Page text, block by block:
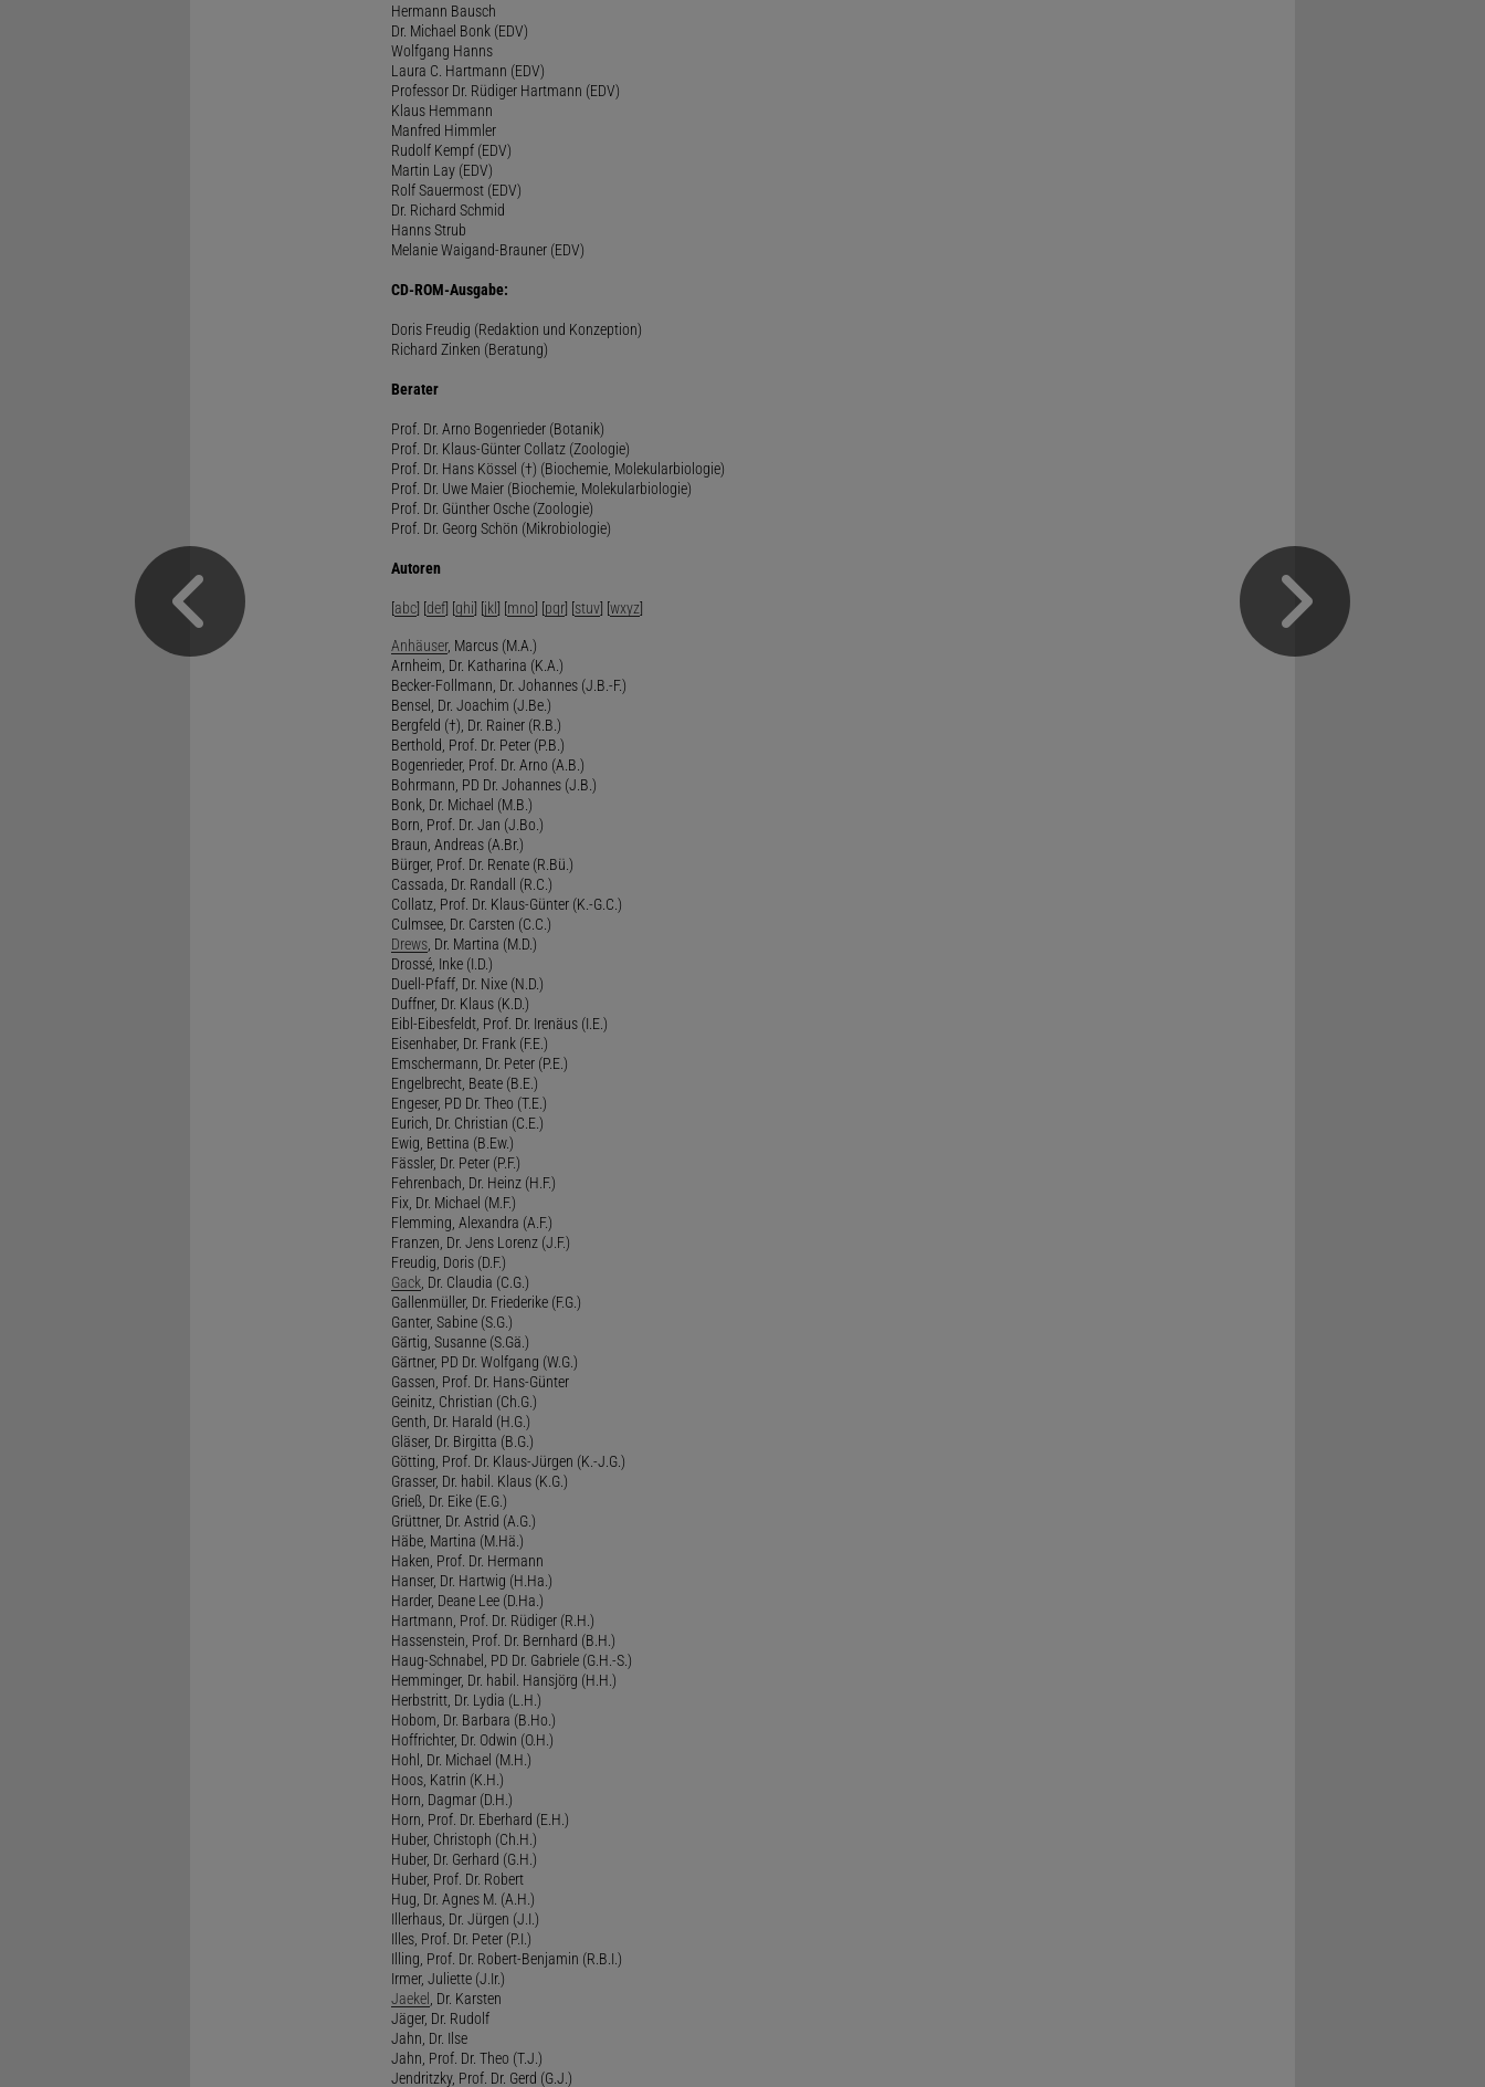
Hermann Bausch
Dr. Michael Bonk (EDV)
Wolfgang Hanns
Laura C. Hartmann (EDV)
Professor Dr. Rüdiger Hartmann (EDV)
Klaus Hemmann
Manfred Himmler
Rudolf Kempf (EDV)
Martin Lay (EDV)
Rolf Sauermost (EDV)
Dr. Richard Schmid
Hanns Strub
Melanie Waigand-Brauner (EDV)
CD-ROM-Ausgabe:
Doris Freudig (Redaktion und Konzeption)
Richard Zinken (Beratung)
Berater
Prof. Dr. Arno Bogenrieder (Botanik)
Prof. Dr. Klaus-Günter Collatz (Zoologie)
Prof. Dr. Hans Kössel (†) (Biochemie, Molekularbiologie)
Prof. Dr. Uwe Maier (Biochemie, Molekularbiologie)
Prof. Dr. Günther Osche (Zoologie)
Prof. Dr. Georg Schön (Mikrobiologie)
Autoren
[abc] [def] [ghi] [jkl] [mno] [pqr] [stuv] [wxyz]
Anhäuser, Marcus (M.A.)
Arnheim, Dr. Katharina (K.A.)
Becker-Follmann, Dr. Johannes (J.B.-F.)
Bensel, Dr. Joachim (J.Be.)
Bergfeld (†), Dr. Rainer (R.B.)
Berthold, Prof. Dr. Peter (P.B.)
Bogenrieder, Prof. Dr. Arno (A.B.)
Bohrmann, PD Dr. Johannes (J.B.)
Bonk, Dr. Michael (M.B.)
Born, Prof. Dr. Jan (J.Bo.)
Braun, Andreas (A.Br.)
Bürger, Prof. Dr. Renate (R.Bü.)
Cassada, Dr. Randall (R.C.)
Collatz, Prof. Dr. Klaus-Günter (K.-G.C.)
Culmsee, Dr. Carsten (C.C.)
Drews, Dr. Martina (M.D.)
Drossé, Inke (I.D.)
Duell-Pfaff, Dr. Nixe (N.D.)
Duffner, Dr. Klaus (K.D.)
Eibl-Eibesfeldt, Prof. Dr. Irenäus (I.E.)
Eisenhaber, Dr. Frank (F.E.)
Emschermann, Dr. Peter (P.E.)
Engelbrecht, Beate (B.E.)
Engeser, PD Dr. Theo (T.E.)
Eurich, Dr. Christian (C.E.)
Ewig, Bettina (B.Ew.)
Fässler, Dr. Peter (P.F.)
Fehrenbach, Dr. Heinz (H.F.)
Fix, Dr. Michael (M.F.)
Flemming, Alexandra (A.F.)
Franzen, Dr. Jens Lorenz (J.F.)
Freudig, Doris (D.F.)
Gack, Dr. Claudia (C.G.)
Gallenmüller, Dr. Friederike (F.G.)
Ganter, Sabine (S.G.)
Gärtig, Susanne (S.Gä.)
Gärtner, PD Dr. Wolfgang (W.G.)
Gassen, Prof. Dr. Hans-Günter
Geinitz, Christian (Ch.G.)
Genth, Dr. Harald (H.G.)
Gläser, Dr. Birgitta (B.G.)
Götting, Prof. Dr. Klaus-Jürgen (K.-J.G.)
Grasser, Dr. habil. Klaus (K.G.)
Grieß, Dr. Eike (E.G.)
Grüttner, Dr. Astrid (A.G.)
Häbe, Martina (M.Hä.)
Haken, Prof. Dr. Hermann
Hanser, Dr. Hartwig (H.Ha.)
Harder, Deane Lee (D.Ha.)
Hartmann, Prof. Dr. Rüdiger (R.H.)
Hassenstein, Prof. Dr. Bernhard (B.H.)
Haug-Schnabel, PD Dr. Gabriele (G.H.-S.)
Hemminger, Dr. habil. Hansjörg (H.H.)
Herbstritt, Dr. Lydia (L.H.)
Hobom, Dr. Barbara (B.Ho.)
Hoffrichter, Dr. Odwin (O.H.)
Hohl, Dr. Michael (M.H.)
Hoos, Katrin (K.H.)
Horn, Dagmar (D.H.)
Horn, Prof. Dr. Eberhard (E.H.)
Huber, Christoph (Ch.H.)
Huber, Dr. Gerhard (G.H.)
Huber, Prof. Dr. Robert
Hug, Dr. Agnes M. (A.H.)
Illerhaus, Dr. Jürgen (J.I.)
Illes, Prof. Dr. Peter (P.I.)
Illing, Prof. Dr. Robert-Benjamin (R.B.I.)
Irmer, Juliette (J.Ir.)
Jaekel
, Dr. Karsten
Jäger, Dr. Rudolf
Jahn, Dr. Ilse
Jahn, Prof. Dr. Theo (T.J.)
Jendritzky, Prof. Dr. Gerd (G.J.)